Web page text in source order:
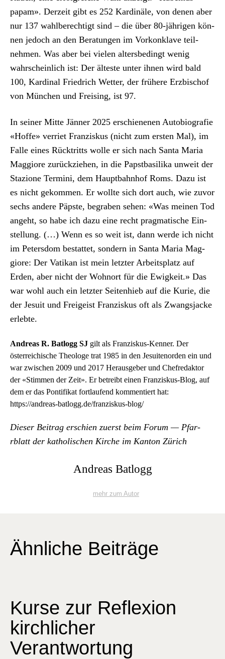
papam». Derzeit gibt es 252 Kardinäle, von denen aber
nur 137 wahlberechtigt sind – die über 80-jähri­gen kön­
nen jedoch an den Beratun­gen im Vorkon­klave teil­
nehmen. Was aber bei vie­len alters­be­d­ingt wenig
wahrschein­lich ist: Der älteste unter ihnen wird bald
100, Kar­di­nal Friedrich Wet­ter, der frühere Erzbischof
von München und Freis­ing, ist 97.
In sein­er Mitte Jän­ner 2025 erschiene­nen Auto­bi­ografie
«Hoffe» ver­ri­et Franziskus (nicht zum ersten Mal), im
Falle eines Rück­tritts wolle er sich nach San­ta Maria
Mag­giore zurückziehen, in die Pap­st­basi­li­ka unweit der
Stazione Ter­mi­ni, dem Haupt­bahn­hof Roms. Dazu ist
es nicht gekom­men. Er wollte sich dort auch, wie zuvor
sechs andere Päp­ste, begraben sehen: «Was meinen Tod
ange­ht, so habe ich dazu eine recht prag­ma­tis­che Ein­
stel­lung. (…) Wenn es so weit ist, dann werde ich nicht
im Peters­dom bestat­tet, son­dern in San­ta Maria Mag­
giore: Der Vatikan ist mein let­zter Arbeit­splatz auf
Erden, aber nicht der Wohnort für die Ewigkeit.» Das
war wohl auch ein let­zter Seit­en­hieb auf die Kurie, die
der Jesuit und Freigeist Franziskus oft als Zwangs­jacke
erlebte.
Andreas R. Batlogg SJ gilt als Franziskus-Kenner. Der
österreichische Theologe trat 1985 in den Jesuitenorden ein und
war zwischen 2009 und 2017 Herausgeber und Chefredaktor
der «Stimmen der Zeit». Er betreibt einen Franziskus-Blog, auf
dem er das Pontifikat fortlaufend kommentiert hat:
https://andreas-batlogg.de/franziskus-blog/
Dieser Beitrag erschien zuerst beim Forum — Pfar­
rblatt der katholis­chen Kirche im Kan­ton Zürich
Andreas Batlogg
mehr zum Autor
Ähnliche Beiträge
Kurse zur Reflexion
kirchlicher
Verantwortung